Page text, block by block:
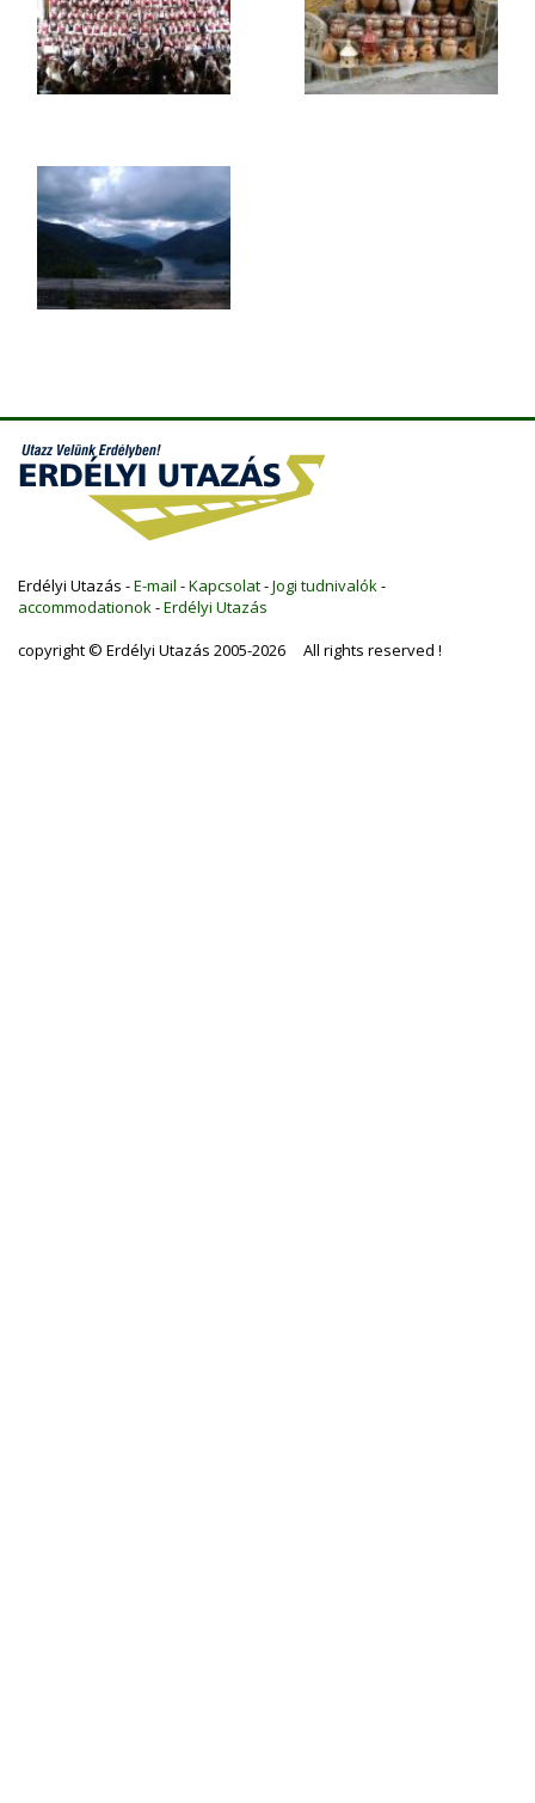
Erdélyi Utazás -E-mail -Kapcsolat-Jogi tudnivalók -
accommodationok -Erdélyi Utazás
copyright © Erdélyi Utazás 2005-2026 All rights reserved !